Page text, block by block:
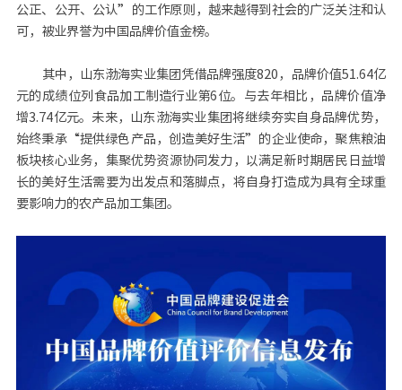
公正、公开、公认”的工作原则，越来越得到社会的广泛关注和认
可，被业界誉为中国品牌价值金榜。
其中，山东渤海实业集团凭借品牌强度820，品牌价值51.64亿
元的成绩位列食品加工制造行业第6位。与去年相比，品牌价值净
增3.74亿元。未来，山东渤海实业集团将继续夯实自身品牌优势，
始终秉承“提供绿色产品，创造美好生活”的企业使命，聚焦粮油
板块核心业务，集聚优势资源协同发力，以满足新时期居民日益增
长的美好生活需要为出发点和落脚点，将自身打造成为具有全球重
要影响力的农产品加工集团。